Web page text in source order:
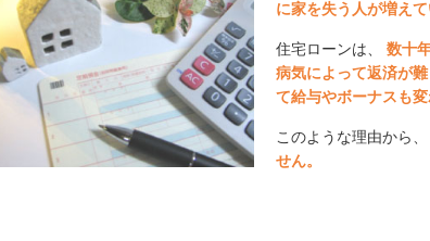
に家を失う人が増えて
住宅ローンは、 数十
病気によって返済が
て給与やボーナスも変
このような理由から、
せん。